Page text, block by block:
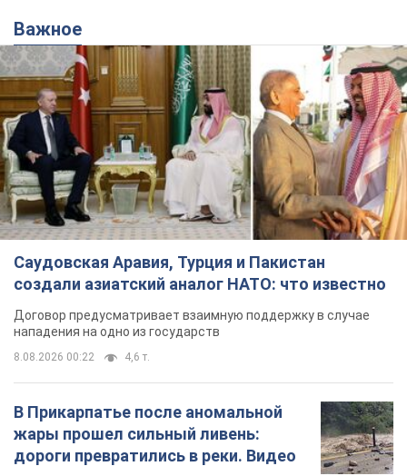
Важное
Саудовская Аравия, Турция и Пакистан
создали азиатский аналог НАТО: что известно
Договор предусматривает взаимную поддержку в случае
нападения на одно из государств
8.08.2026 00:22 4,6 т.
В Прикарпатье после аномальной
жары прошел сильный ливень:
дороги превратились в реки. Видео